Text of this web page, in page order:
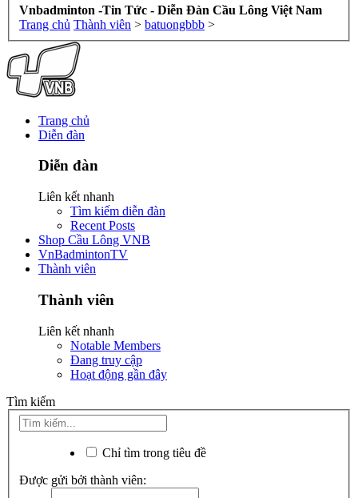
Vnbadminton -Tin Tức - Diễn Đàn Cầu Lông Việt Nam
Trang chủ Thành viên > batuongbbb >
Trang chủ
Diễn đàn
Diễn đàn
Liên kết nhanh
Tìm kiếm diễn đàn
Recent Posts
Shop Cầu Lông VNB
VnBadmintonTV
Thành viên
Thành viên
Liên kết nhanh
Notable Members
Đang truy cập
Hoạt động gần đây
Tìm kiếm
Chỉ tìm trong tiêu đề
Được gửi bởi thành viên: